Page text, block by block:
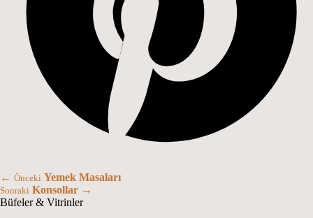
← Önceki Yemek Masaları
Sonraki Konsollar →
Büfeler & Vitrinler